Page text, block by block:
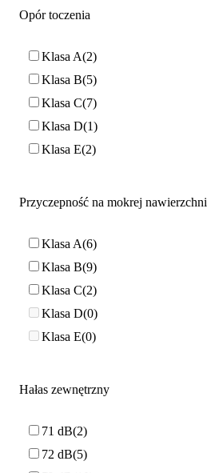
Opór toczenia
Klasa A 2
Klasa B 5
Klasa C 7
Klasa D 1
Klasa E 2
Przyczepność na mokrej nawierzchni
Klasa A 6
Klasa B 9
Klasa C 2
Klasa D 0
Klasa E 0
Hałas zewnętrzny
71 dB 2
72 dB 5